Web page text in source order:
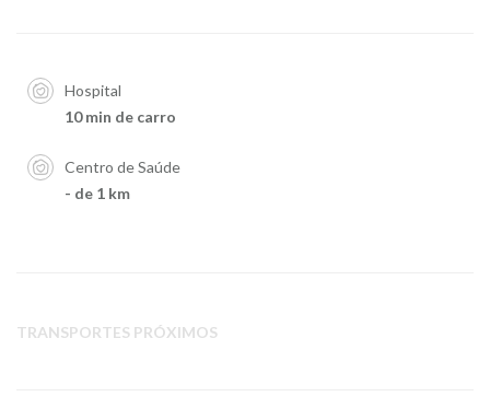
Hospital
10 min de carro
Centro de Saúde
- de 1 km
TRANSPORTES PRÓXIMOS